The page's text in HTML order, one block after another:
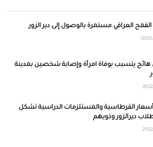
العراقي مستمرة بالوصول إلى دير الزور
يتسبب بوفاة امرأة وإصابة شخصين بمدينة
أسعار القرطاسية والمستلزمات الدراسية تشكل
ديرالزور وذويهم